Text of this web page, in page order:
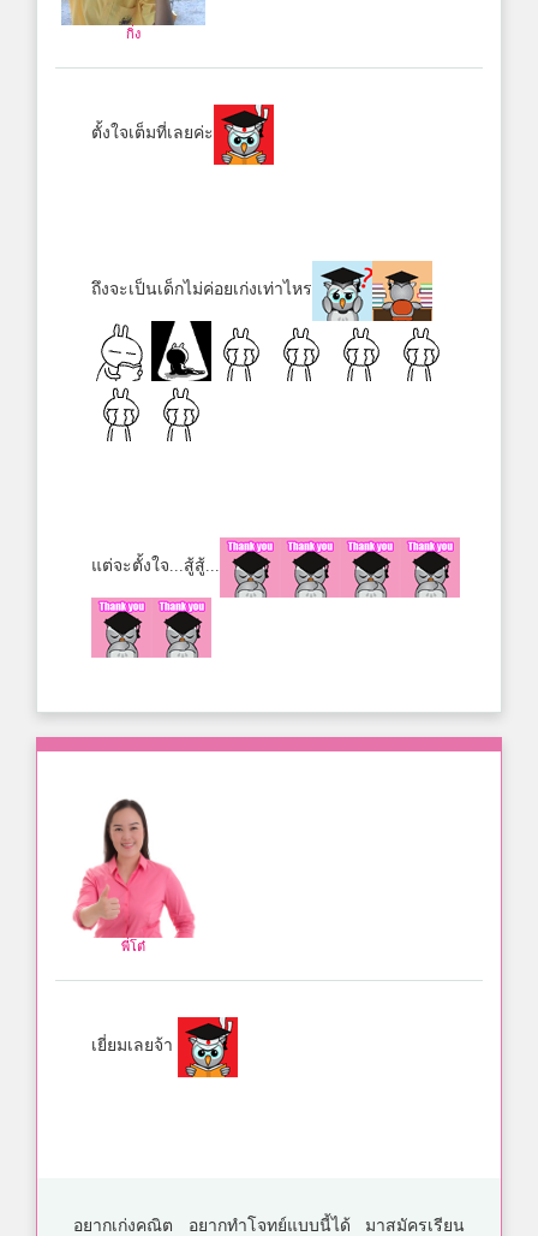
กิ่ง
ตั้งใจเต็มที่เลยค่ะ
ถึงจะเป็นเด็กไม่ค่อยเก่งเท่าไหร
แต่จะตั้งใจ...สู้สู้...
พี่โต๋
เยี่ยมเลยจ้า
อยากเก่งคณิต อยากทำโจทย์แบบนี้ได้ มาสมัครเรียน